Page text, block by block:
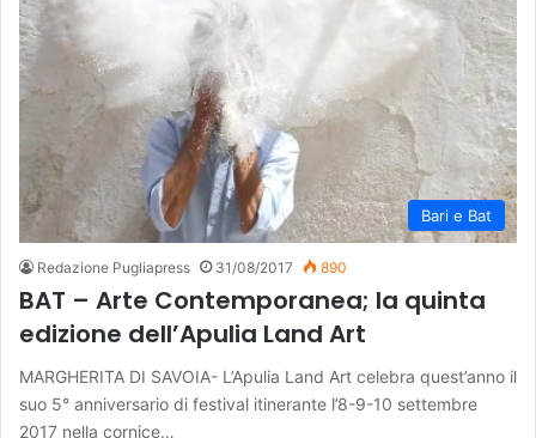
Bari e Bat
Redazione Pugliapress 31/08/2017 890
BAT – Arte Contemporanea; la quinta
edizione dell’Apulia Land Art
MARGHERITA DI SAVOIA- L’Apulia Land Art celebra quest’anno il
suo 5° anniversario di festival itinerante l’8-9-10 settembre
2017 nella cornice…